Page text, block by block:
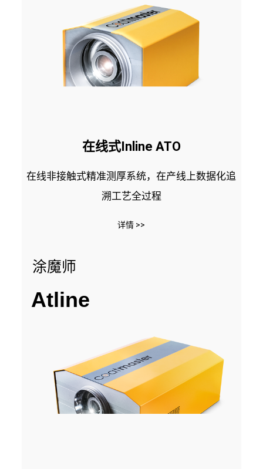
在线式Inline ATO
在线非接触式精准测厚系统，在产线上数据化追
溯工艺全过程
详情 >>
涂魔师
Atline